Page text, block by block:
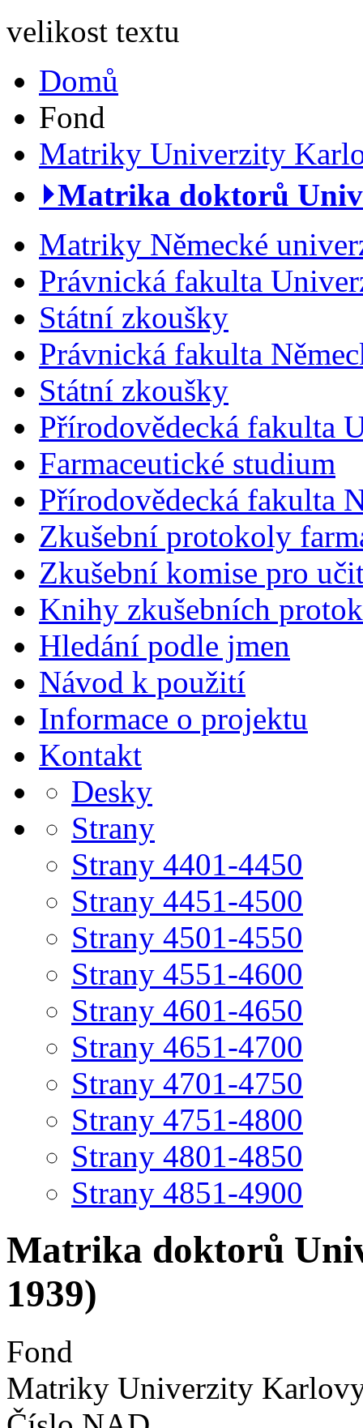
velikost textu
Domů
Fond
Matriky Univerzity
⏵Matrika doktorů
Matriky Německé
Právnická fakulta
Státní zkoušky
Právnická fakulta
Státní zkoušky
Přírodovědecká fakulta
Farmaceutické studium
Přírodovědecká fakulta
Zkušební protokoly
Zkušební komise pro
Knihy zkušebních
Hledání podle jmen
Návod k použití
Informace o projektu
Kontakt
Desky
Strany
Strany 4401-4450
Strany 4451-4500
Strany 4501-4550
Strany 4551-4600
Strany 4601-4650
Strany 4651-4700
Strany 4701-4750
Strany 4751-4800
Strany 4801-4850
Strany 4851-4900
Matrika doktorů
1939)
Fond
Matriky Univerzity